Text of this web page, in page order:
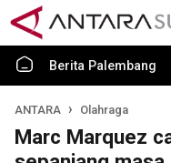
Berita Palembang
ANTARA Olahraga
Marc Marquez